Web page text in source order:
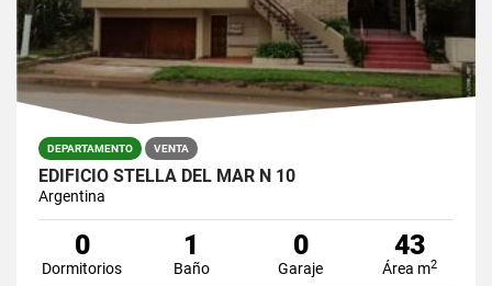
DEPARTAMENTO VENTA
EDIFICIO STELLA DEL MAR N 10
Argentina
0
Dormitorios
1
Baño
0
Garaje
43
Área m2